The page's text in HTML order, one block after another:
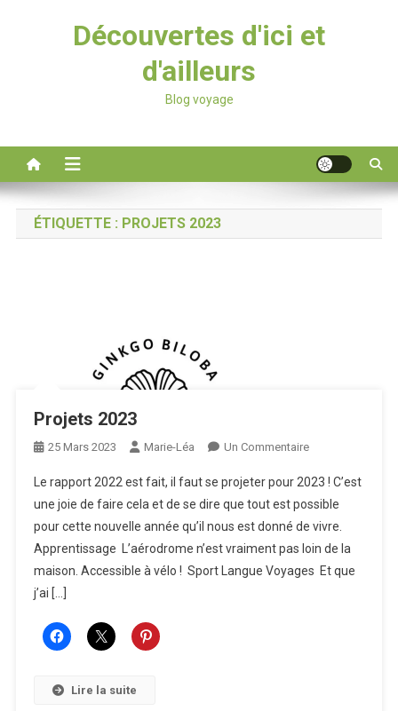
Découvertes d'ici et
d'ailleurs
Blog voyage
ÉTIQUETTE : PROJETS 2023
Projets 2023
25 Mars 2023 Marie-Léa Un CommentaireSur
2023
Le rapport 2022 est fait, il faut se projeter pour 2023 ! C’est
une joie de faire cela et de se dire que tout est possible
pour cette nouvelle année qu’il nous est donné de vivre.
Apprentissage L’aérodrome n’est vraiment pas loin de la
maison. Accessible à vélo ! Sport Langue Voyages Et que
j’ai […]
Lire la suite